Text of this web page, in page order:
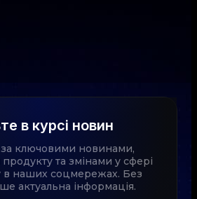
в курсі новин
за ключовими новинами,
та змінами у сфері
в наших соцмережах. Без
актуальна інформація.